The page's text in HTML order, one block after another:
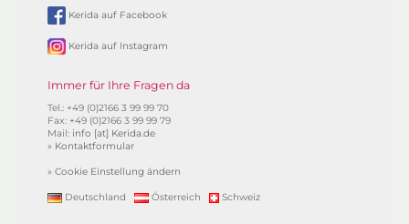
Kerida auf Facebook
Kerida auf Instagram
Immer für Ihre Fragen da
Tel.: +49 (0)2166 3 99 99 70
Fax: +49 (0)2166 3 99 99 79
Mail: info [at] Kerida.de
» Kontaktformular
»Cookie Einstellung ändern
Deutschland Österreich Schweiz